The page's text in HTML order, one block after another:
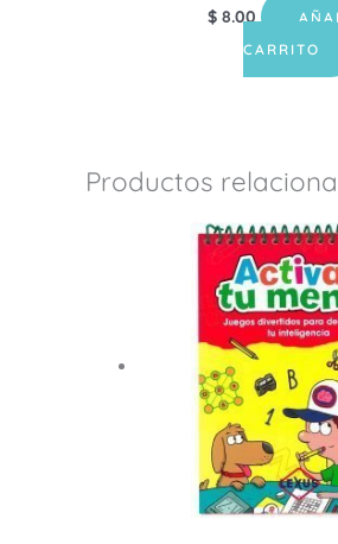
$8.00
CARRITO
Productos